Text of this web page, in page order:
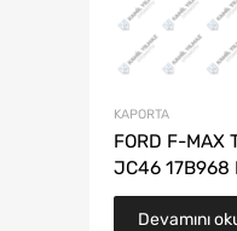
KAPORTA
FORD F-MAX
JC46 17B968
Devamını